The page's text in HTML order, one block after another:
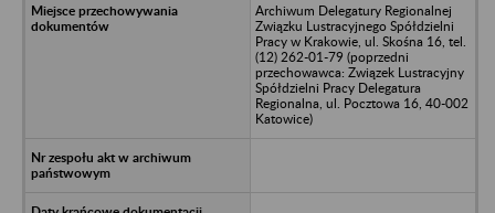
Archiwum Delegatury Regionalnej
Związku Lustracyjnego Spółdzielni
Pracy w Krakowie, ul. Skośna 16, tel.
(12) 262-01-79 (poprzedni
przechowawca: Związek Lustracyjny
Spółdzielni Pracy Delegatura
Regionalna, ul. Pocztowa 16, 40-002
Katowice)